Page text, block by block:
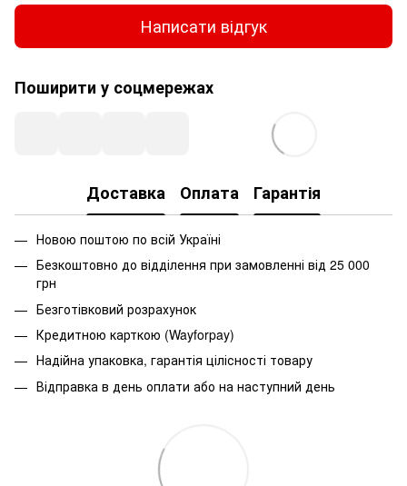
Написати відгук
Поширити у соцмережах
Доставка Оплата Гарантія
Новою поштою по всій Україні
Безкоштовно до відділення при замовленні від 25 000
грн
Безготівковий розрахунок
Кредитною карткою (Wayforpay)
Надійна упаковка, гарантія цілісності товару
Відправка в день оплати або на наступний день